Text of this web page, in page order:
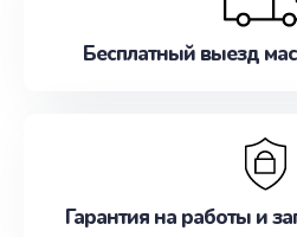
Бесплатный выезд
Гарантия на работы и